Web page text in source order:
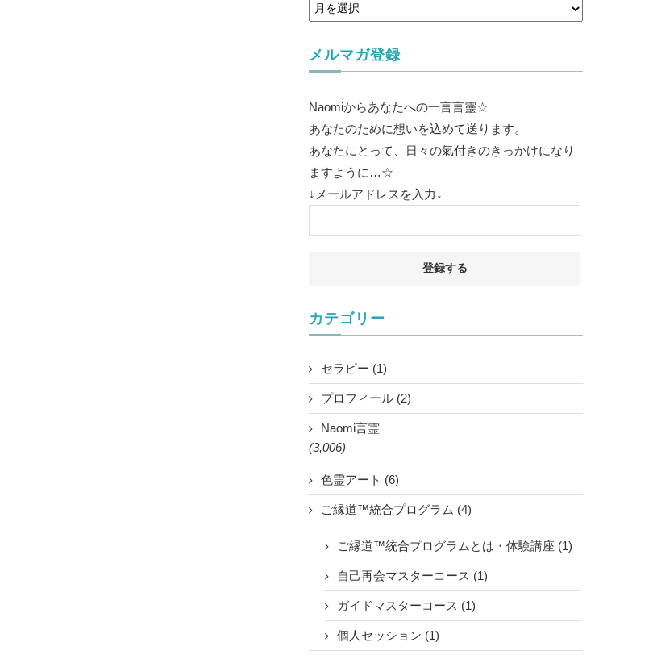
メルマガ登録
Naomiからあなたへの一言言靈☆
あなたのために想いを込めて送ります。
あなたにとって、日々の氣付きのきっかけになり
ますように…☆
↓メールアドレスを入力↓
カテゴリー
セラピー (1)
プロフィール (2)
Naomi言霊
(3,006)
色霊アート (6)
ご縁道™統合プログラム (4)
ご縁道™統合プログラムとは・体験講座 (1)
自己再会マスターコース (1)
ガイドマスターコース (1)
個人セッション (1)